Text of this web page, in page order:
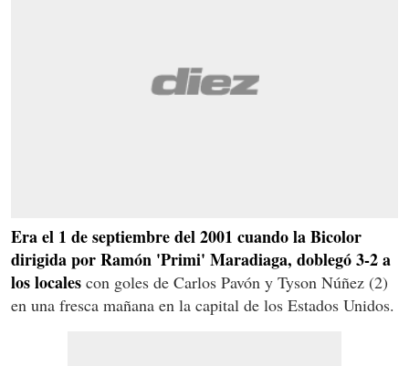
Era el 1 de septiembre del 2001 cuando la Bicolor
dirigida por Ramón 'Primi' Maradiaga, doblegó 3-2 a
los locales con goles de Carlos Pavón y Tyson Núñez (2)
en una fresca mañana en la capital de los Estados Unidos.